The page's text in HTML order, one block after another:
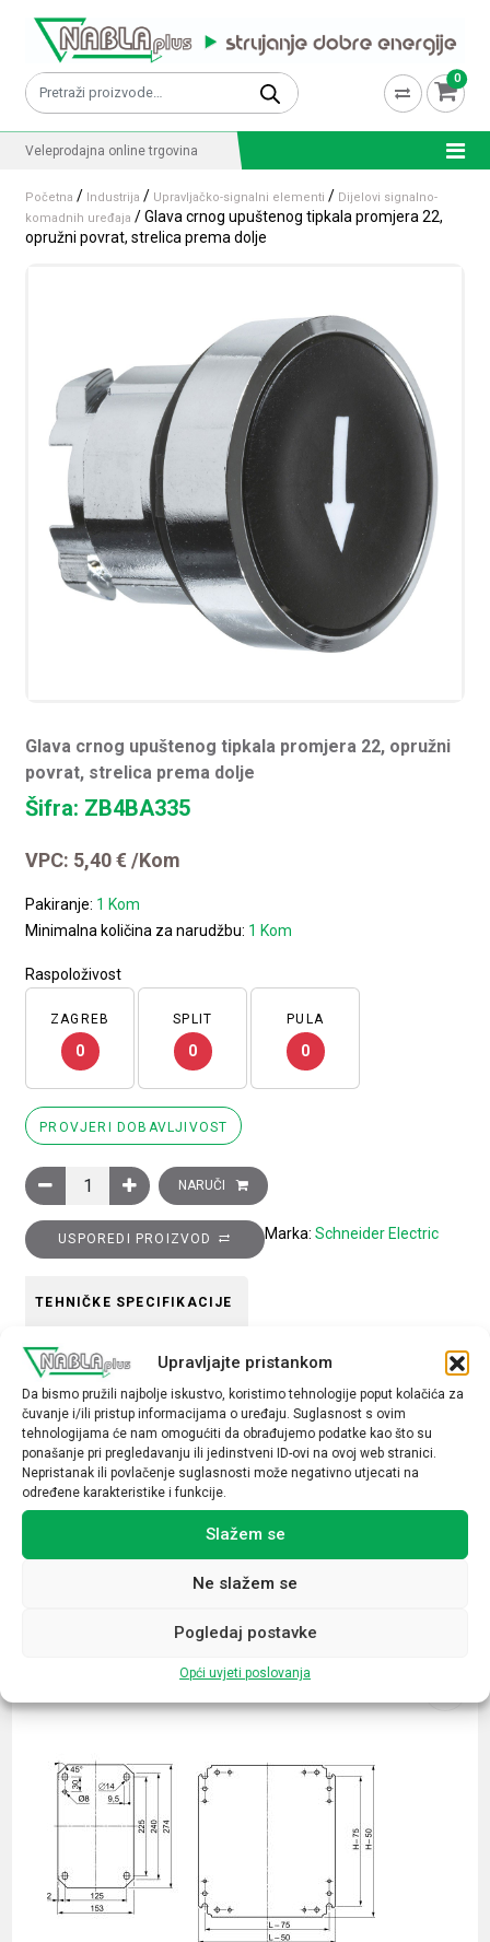
Upravljajte pristankom
Da bismo pružili najbolje iskustvo, koristimo tehnologije poput kolačića za
čuvanje i/ili pristup informacijama o uređaju. Suglasnost s ovim
tehnologijama će nam omogućiti da obrađujemo podatke kao što su
ponašanje pri pregledavanju ili jedinstveni ID-ovi na ovoj web stranici.
Nepristanak ili povlačenje suglasnosti može negativno utjecati na
određene karakteristike i funkcije.
Slažem se
Ne slažem se
Pogledaj postavke
Opći uvjeti poslovanja
Pretraži: 0
Veleprodajna online trgovina
Početna / Industrija / Upravljačko-signalni elementi / Dijelovi signalno-
komadnih uređaja / Glava crnog upuštenog tipkala promjera 22,
opružni povrat, strelica prema dolje
Glava crnog upuštenog tipkala promjera 22, opružni
povrat, strelica prema dolje
Šifra: ZB4BA335
VPC: 5,40€ /Kom
Pakiranje: 1 Kom
Minimalna količina za narudžbu: 1 Kom
Raspoloživost
ZAGREB
0
SPLIT
0
PULA
0
PROVJERI DOBAVLJIVOST
Glava crnog upuštenog tipkala promjera 22, opružni povrat,
NARUČI
USPOREDI PROIZVOD Marka: Schneider Electric
TEHNIČKE SPECIFIKACIJE
Boja
crna
Tip opreme
glava tipkala